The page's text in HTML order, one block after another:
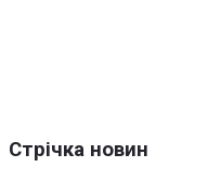
Стрічка новин